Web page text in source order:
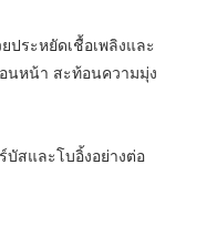
ประหยัดเชื้อเพลิงและ
นหน้า สะท้อนความมุ่ง
บัสและโบอิ้งอย่างต่อ